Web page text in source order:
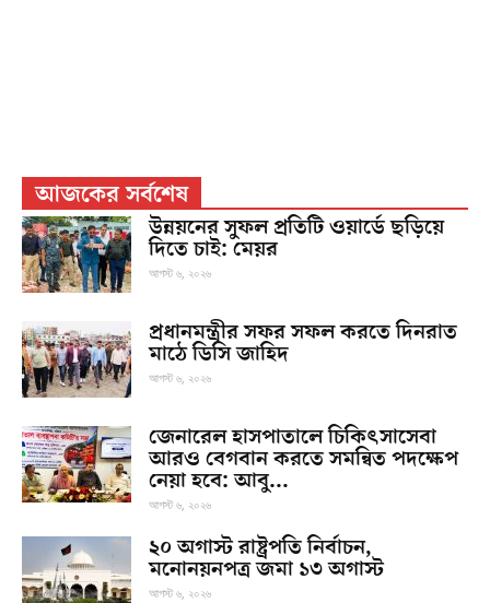
আজকের সর্বশেষ
উন্নয়নের সুফল প্রতিটি ওয়ার্ডে ছড়িয়ে
দিতে চাই: মেয়র
আগস্ট ৬, ২০২৬
প্রধানমন্ত্রীর সফর সফল করতে দিনরাত
মাঠে ডিসি জাহিদ
আগস্ট ৬, ২০২৬
জেনারেল হাসপাতালে চিকিৎসাসেবা
আরও বেগবান করতে সমন্বিত পদক্ষেপ
নেয়া হবে: আবু...
আগস্ট ৬, ২০২৬
২০ অগাস্ট রাষ্ট্রপতি নির্বাচন,
মনোনয়নপত্র জমা ১৩ অগাস্ট
আগস্ট ৬, ২০২৬